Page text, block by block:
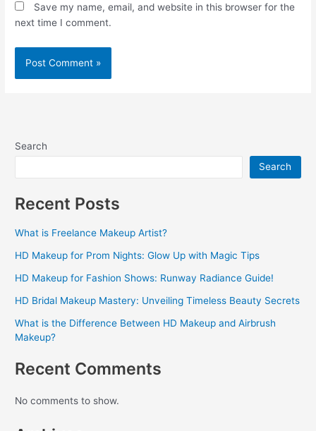
Save my name, email, and website in this browser for the
next time I comment.
Search
Search
Recent Posts
What is Freelance Makeup Artist?
HD Makeup for Prom Nights: Glow Up with Magic Tips
HD Makeup for Fashion Shows: Runway Radiance Guide!
HD Bridal Makeup Mastery: Unveiling Timeless Beauty Secrets
What is the Difference Between HD Makeup and Airbrush
Makeup?
Recent Comments
No comments to show.